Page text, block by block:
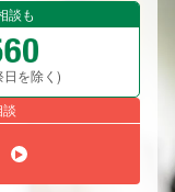
談も
を除く)